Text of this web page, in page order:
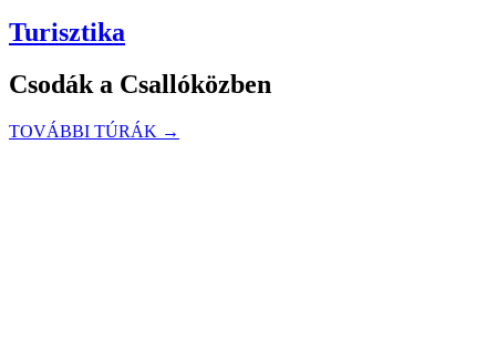
Turisztika
Csodák a Csallóközben
TOVÁBBI TÚRÁK →